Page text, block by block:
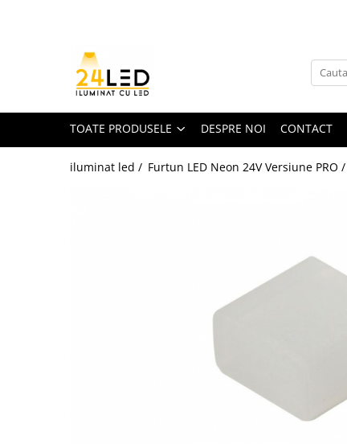
Toate Produsele
Banda Led COB
Banda LED 12V
Banda LED RGB
TOATE PRODUSELE DESPRE NOI CONTACT
iluminat led / Furtun LED Neon 24V Versiune PRO /